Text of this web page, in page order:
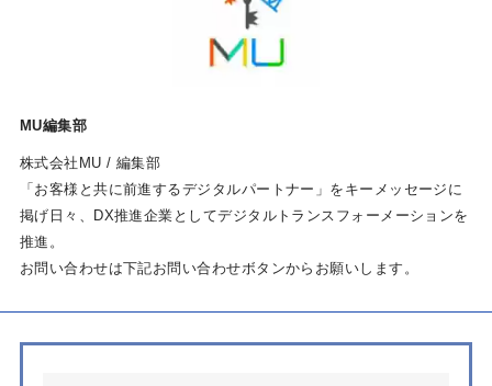
MU編集部
株式会社MU / 編集部
「お客様と共に前進するデジタルパートナー」をキーメッセージに
掲げ日々、DX推進企業としてデジタルトランスフォーメーションを
推進。
お問い合わせは下記お問い合わせボタンからお願いします。